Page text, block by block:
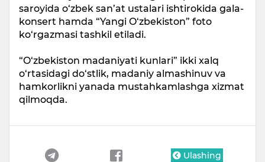
saroyida o‘zbek san’at ustalari ishtirokida gala-
konsert hamda “Yangi O‘zbekiston” foto
ko‘rgazmasi tashkil etiladi.
“O‘zbekiston madaniyati kunlari” ikki xalq
o‘rtasidagi do‘stlik, madaniy almashinuv va
hamkorlikni yanada mustahkamlashga xizmat
qilmoqda.
Ulashing